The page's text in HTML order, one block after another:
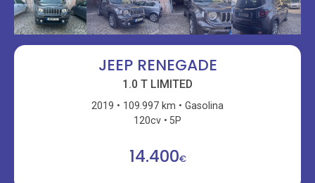
JEEP RENEGADE
1.0 T LIMITED
2019 109.997 km
Gasolina
120cv
5P
14.400€